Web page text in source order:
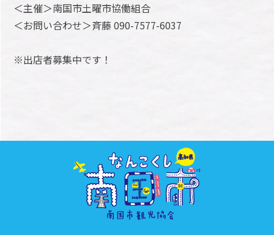
＜主催＞南国市土曜市協働組合
＜お問い合わせ＞斉藤 090-7577-6037
※出店者募集中です！